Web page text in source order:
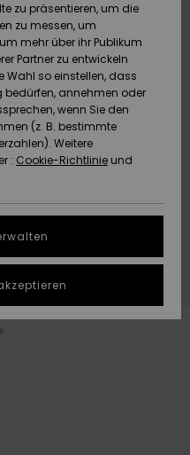
eine
Ihre
zu präsentieren, um die
zu messen, um
mehr über ihr Publikum
Partner zu entwickeln
Wahl so einstellen, dass
bedürfen, annehmen oder
wenn Sie den
(z. B. bestimmte
Weitere
: Cookie-Richtlinie und